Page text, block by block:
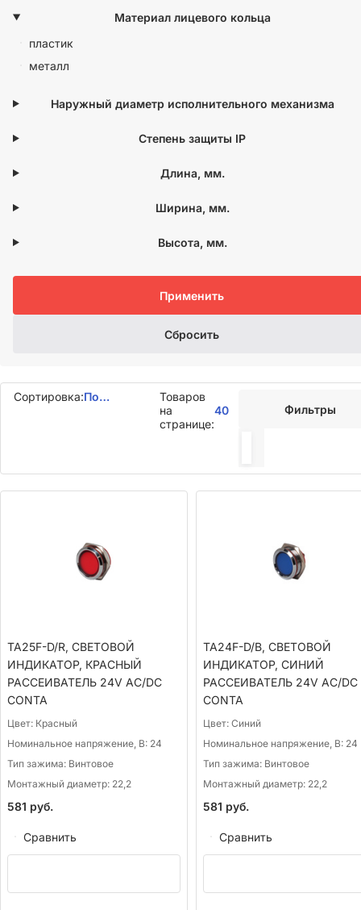
Материал лицевого кольца
пластик
металл
Наружный диаметр исполнительного механизма
Степень защиты IP
Длина, мм.
Ширина, мм.
Высота, мм.
Применить
Сбросить
Сортировка:По
Товаров
на
странице:
40 Фильтры
TA25F-D/R, СВЕТОВОЙ
ИНДИКАТОР, КРАСНЫЙ
РАССЕИВАТЕЛЬ 24V AC/DC
CONTA
Цвет: Красный
Номинальное напряжение, В: 24
Тип зажима: Винтовое
Монтажный диаметр: 22,2
581 руб.
Сравнить
TA24F-D/B, СВЕТОВОЙ
ИНДИКАТОР, СИНИЙ
РАССЕИВАТЕЛЬ 24V AC/DC
CONTA
Цвет: Синий
Номинальное напряжение, В: 24
Тип зажима: Винтовое
Монтажный диаметр: 22,2
581 руб.
Сравнить